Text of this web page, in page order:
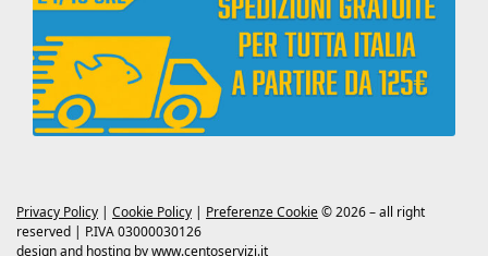
Privacy Policy | Cookie Policy | Preferenze Cookie© 2026 – all right
reserved | P.IVA 03000030126
design and hosting bywww.centoservizi.it